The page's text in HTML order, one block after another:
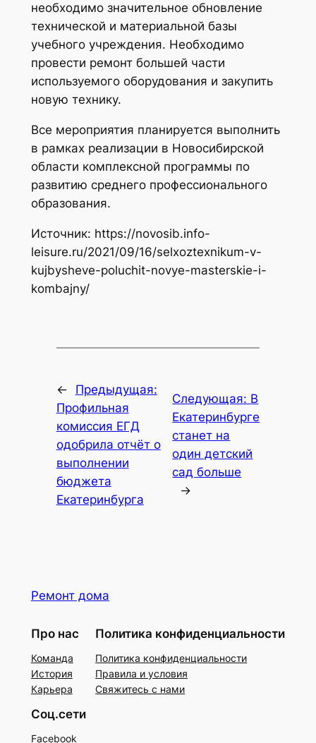
необходимо значительное обновление
технической и материальной базы
учебного учреждения. Необходимо
провести ремонт большей части
используемого оборудования и закупить
новую технику.
Все мероприятия планируется выполнить
в рамках реализации в Новосибирской
области комплексной программы по
развитию среднего профессионального
образования.
Источник: https://novosib.info-
leisure.ru/2021/09/16/selxoztexnikum-v-
kujbysheve-poluchit-novye-masterskie-i-
kombajny/
←
Предыдущая:
Профильная
комиссия ЕГД
одобрила отчёт о
выполнении
бюджета
Екатеринбурга
Следующая: В
Екатеринбурге
станет на
один детский
сад больше
→
Ремонт дома
Про нас
Команда
История
Карьера
Политика конфиденциальности
Политика конфиденциальности
Правила и условия
Свяжитесь с нами
Соц.сети
Facebook